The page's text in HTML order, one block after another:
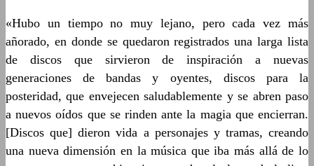
«Hubo un tiempo no muy lejano, pero cada vez más
añorado, en donde se quedaron registrados una larga lista
de discos que sirvieron de inspiración a nuevas
generaciones de bandas y oyentes, discos para la
posteridad, que envejecen saludablemente y se abren paso
a nuevos oídos que se rinden ante la magia que encierran.
[Discos que] dieron vida a personajes y tramas, creando
una nueva dimensión en la música que iba más allá de lo